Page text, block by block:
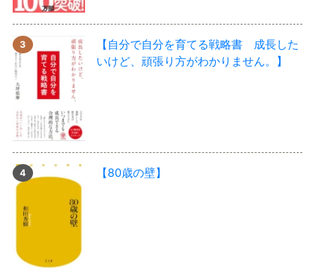
【自分で自分を育てる戦略書 成長した
いけど、頑張り方がわかりません。】
【80歳の壁】